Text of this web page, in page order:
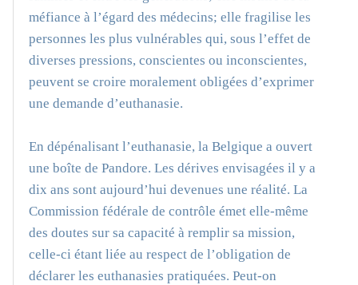
méfiance à l’égard des médecins; elle fragilise les
personnes les plus vulnérables qui, sous l’effet de
diverses pressions, conscientes ou inconscientes,
peuvent se croire moralement obligées d’exprimer
une demande d’euthanasie.
En dépénalisant l’euthanasie, la Belgique a ouvert
une boîte de Pandore. Les dérives envisagées il y a
dix ans sont aujourd’hui devenues une réalité. La
Commission fédérale de contrôle émet elle-même
des doutes sur sa capacité à remplir sa mission,
celle-ci étant liée au respect de l’obligation de
déclarer les euthanasies pratiquées. Peut-on